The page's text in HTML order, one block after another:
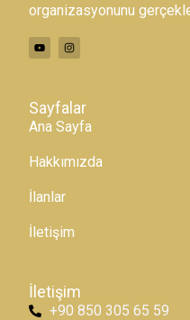
organizasyonunu
Sayfalar
Ana Sayfa
Hakkımızda
İlanlar
İletişim
İletişim
+90 850 305 65 59